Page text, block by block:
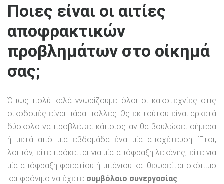
Ποιες είναι οι αιτίες
αποφρακτικών
προβλημάτων στο οίκημά
σας;
Όπως πολύ καλά γνωρίζουμε όλοι οι κακοτεχνίες στις
οικοδομές είναι πάρα πολλές. Ως εκ τούτου είναι αρκετά
δύσκολο να προβλέψει κάποιος αν θα βουλώσει σήμερα
ή μετά από μια εβδομάδα ένα μία αποχέτευση. Έτσι,
λοιπόν, είτε πρόκειται για μία απόφραξη λεκάνης, είτε για
μία απόφραξη φρεατίου ή μπάνιου κα. θεωρείται σκόπιμο
και φρόνιμο να έχετε συμβόλαιο συνεργασίας.